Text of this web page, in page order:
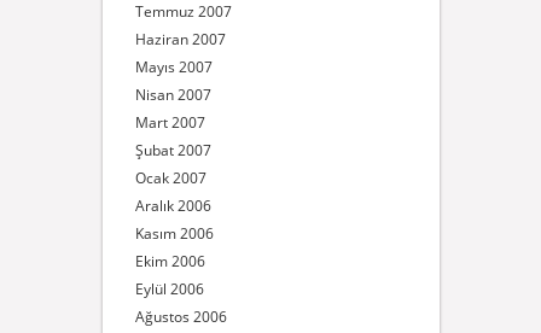
Temmuz 2007
Haziran 2007
Mayıs 2007
Nisan 2007
Mart 2007
Şubat 2007
Ocak 2007
Aralık 2006
Kasım 2006
Ekim 2006
Eylül 2006
Ağustos 2006